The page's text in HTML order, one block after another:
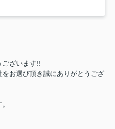
ございます!!
お選び頂き誠にありがとうござ